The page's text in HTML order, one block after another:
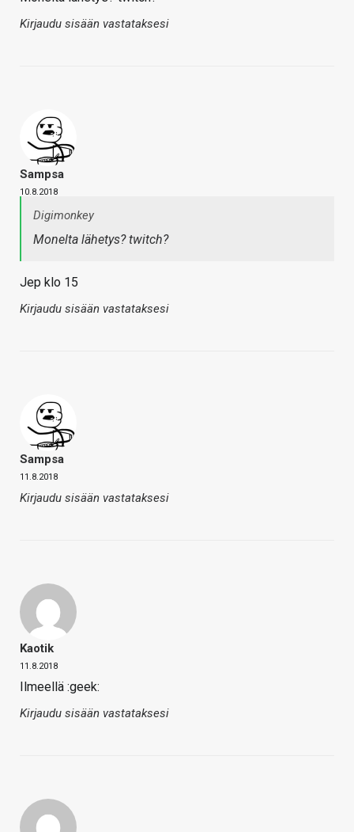
Kirjaudu sisään vastataksesi
Sampsa
10.8.2018
Digimonkey
Monelta lähetys? twitch?
Jep klo 15
Kirjaudu sisään vastataksesi
Sampsa
11.8.2018
Kirjaudu sisään vastataksesi
Kaotik
11.8.2018
Ilmeellä :geek:
Kirjaudu sisään vastataksesi